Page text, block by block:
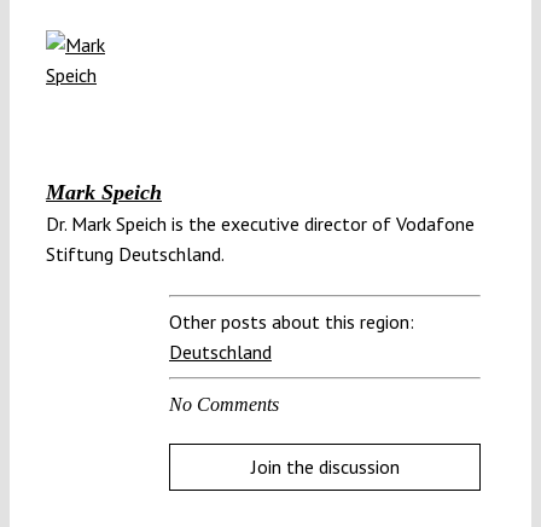
Mark Speich
Dr. Mark Speich is the executive director of Vodafone
Stiftung Deutschland.
Other posts about this region:
Deutschland
No Comments
Join the discussion